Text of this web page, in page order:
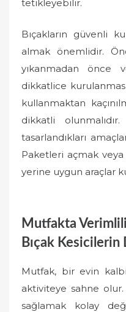
tetikleyebilir.
Bıçakların güvenli
almak önemlidir.
yıkanmadan önce
dikkatlice
kullanmaktan
dikkatli
tasarlandıkları
Paketleri açmak
yerine uygun araçlar
Mutfakta
Bıçak Kesicilerin
Mutfak, bir evin
aktiviteye sahne
sağlamak kolay